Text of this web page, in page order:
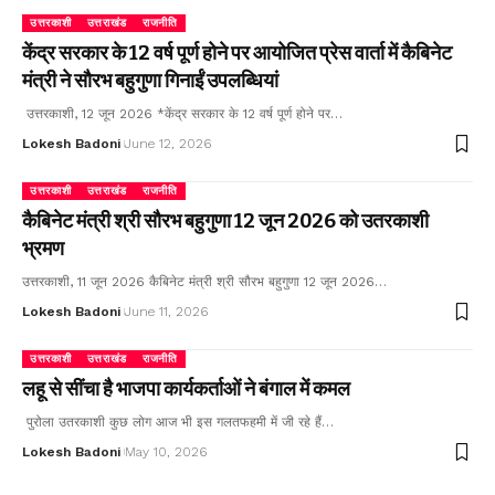
उत्तरकाशी उत्तराखंड राजनीति
केंद्र सरकार के 12 वर्ष पूर्ण होने पर आयोजित प्रेस वार्ता में कैबिनेट
मंत्री ने सौरभ बहुगुणा गिनाईं उपलब्धियां
उत्तरकाशी, 12 जून 2026 *केंद्र सरकार के 12 वर्ष पूर्ण होने पर…
Lokesh Badoni June 12, 2026
उत्तरकाशी उत्तराखंड राजनीति
कैबिनेट मंत्री श्री सौरभ बहुगुणा 12 जून 2026 को उतरकाशी
भ्रमण
उत्तरकाशी, 11 जून 2026 कैबिनेट मंत्री श्री सौरभ बहुगुणा 12 जून 2026…
Lokesh Badoni June 11, 2026
उत्तरकाशी उत्तराखंड राजनीति
लहू से सींचा है भाजपा कार्यकर्ताओं ने बंगाल में कमल
पुरोला उतरकाशी कुछ लोग आज भी इस गलतफहमी में जी रहे हैं…
Lokesh Badoni May 10, 2026